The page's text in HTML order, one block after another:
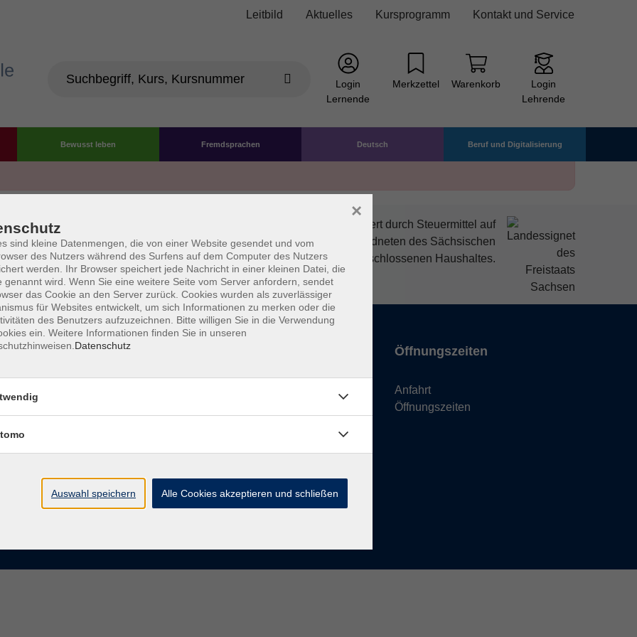
Leitbild Aktuelles Kursprogramm Kontakt und Service
Login
Lernende
Merkzettel Warenkorb
Login
Lehrende
Bewusst leben Fremdsprachen Deutsch Beruf und Digitalisierung
Die Volkshochschule wird mitfinanziert durch Steuermittel auf
der Grundlage des von den Abgeordneten des Sächsischen
Landtags beschlossenen Haushaltes.
AGB Datenschutzerklärung Impressum Widerruf
Kontaktformular
Öffnungszeiten
Anfahrt
Öffnungszeiten
sind kleine Datenmengen, die von einer Website gesendet und vom
des Nutzers während des Surfens auf dem Computer des Nutzers
werden. Ihr Browser speichert jede Nachricht in einer kleinen Datei, die
genannt wird. Wenn Sie eine weitere Seite vom Server anfordern, sendet
das Cookie an den Server zurück. Cookies wurden als zuverlässiger
für Websites entwickelt, um sich Informationen zu merken oder die
des Benutzers aufzuzeichnen. Bitte willigen Sie in die Verwendung
ein. Weitere Informationen finden Sie in unseren
Datenschutz
×
Auswahl speichern Alle Cookies akzeptieren und schließen